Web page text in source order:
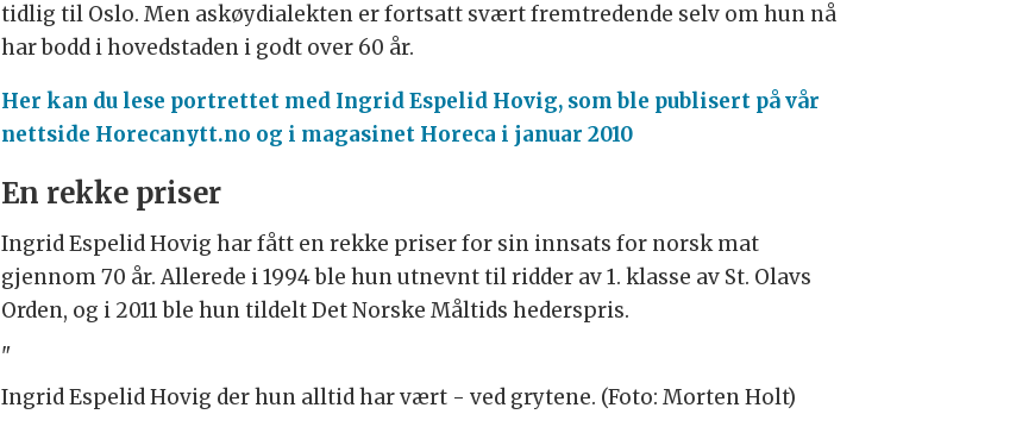
tidlig til Oslo. Men askøydialekten er fortsatt svært fremtredende selv om hun nå
har bodd i hovedstaden i godt over 60 år.
Her kan du lese portrettet med Ingrid Espelid Hovig, som ble publisert på vår
nettside Horecanytt.no og i magasinet Horeca i januar 2010
En rekke priser
Ingrid Espelid Hovig har fått en rekke priser for sin innsats for norsk mat
gjennom 70 år. Allerede i 1994 ble hun utnevnt til ridder av 1. klasse av St. Olavs
Orden, og i 2011 ble hun tildelt Det Norske Måltids hederspris.
"
Ingrid Espelid Hovig der hun alltid har vært - ved grytene. (Foto: Morten Holt)